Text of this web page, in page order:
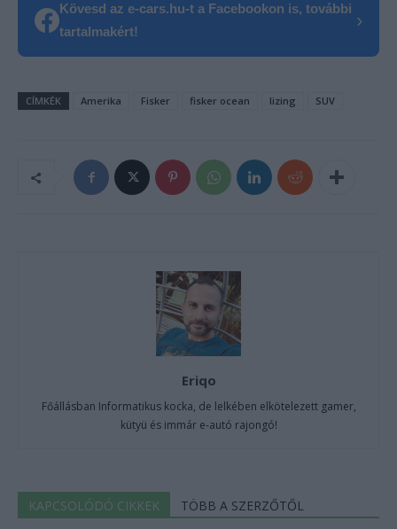
Kövesd az e-cars.hu-t a Facebookon is, további
tartalmakért!
›
CÍMKÉK Amerika Fisker fisker ocean lizing SUV
Eriqo
Főállásban Informatikus kocka, de lelkében elkötelezett gamer,
kütyü és immár e-autó rajongó!
KAPCSOLÓDÓ CIKKEK TÖBB A SZERZŐTŐL